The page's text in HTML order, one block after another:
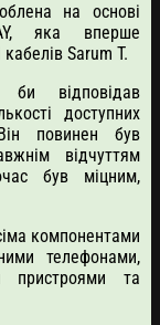
на основі
яка вперше
Sarum T.
відповідав
доступних
повинен був
відчуттям
був міцним,
компонентами
телефонами,
пристроями та